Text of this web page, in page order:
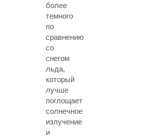
более
темного
по
сравнению
со
снегом
льда,
который
лучше
поглощает
солнечное
излучение
и